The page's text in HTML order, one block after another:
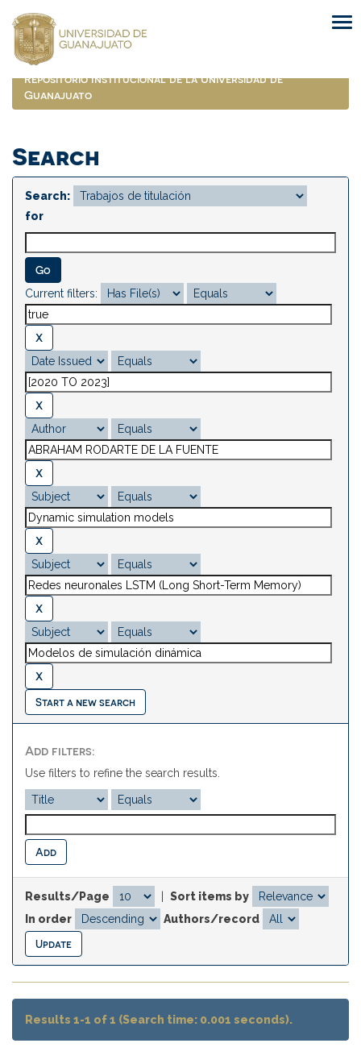
navigation
Repositorio Institucional de la Universidad de
Guanajuato
Search
Search:
for
Current filters:
Start a new search
Add filters:
Use filters to refine the search results.
Results/Page
Sort items by
In order
Authors/record
Results 1-1 of 1 (Search time: 0.001 seconds).